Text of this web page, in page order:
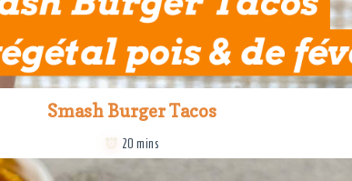
Smash Burger Tacos
20 mins